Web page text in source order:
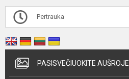
Pertrauka
PASISVEČIUOKITE AUŠROJE